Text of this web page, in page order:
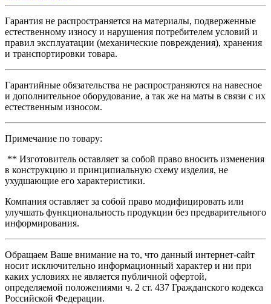
Гарантия не распространяется на материалы, подверженные
естественному износу и нарушения потребителем условий и
правил эксплуатации (механические повреждения), хранения
и транспортировки товара.
Гарантийные обязательства не распространяются на навесное
и дополнительное оборудование, а так же на маты в связи с их
естественным износом.
Примечание по товару:
** Изготовитель оставляет за собой право вносить изменения
в конструкцию и принципиальную схему изделия, не
ухудшающие его характеристики.
Компания оставляет за собой право модифицировать или
улучшать функциональность продукции без предварительного
информирования.
Обращаем Ваше внимание на то, что данный интернет-сайт
носит исключительно информационный характер и ни при
каких условиях не является публичной офертой,
определяемой положениями ч. 2 ст. 437 Гражданского кодекса
Российской Федерации.